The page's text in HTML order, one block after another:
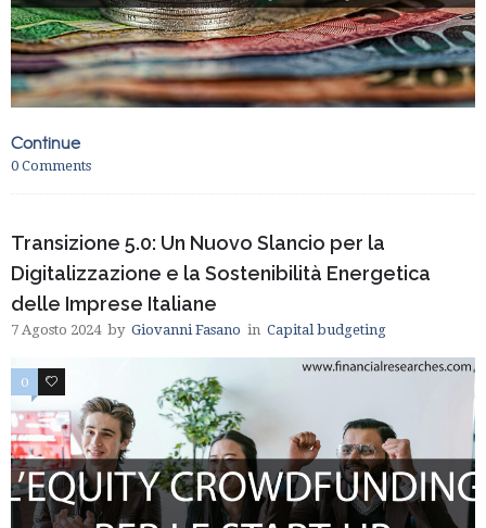
Continue
0 Comments
Transizione 5.0: Un Nuovo Slancio per la
Digitalizzazione e la Sostenibilità Energetica
delle Imprese Italiane
7 Agosto 2024 by Giovanni Fasano in Capital budgeting
0 0